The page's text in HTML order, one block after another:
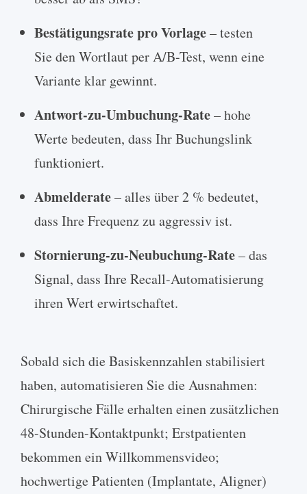
Bestätigungsrate pro Vorlage– testen
Sie den Wortlaut per A/B-Test, wenn eine
Variante klar gewinnt.
Antwort-zu-Umbuchung-Rate– hohe
Werte bedeuten, dass Ihr Buchungslink
funktioniert.
Abmelderate– alles über 2 % bedeutet,
dass Ihre Frequenz zu aggressiv ist.
Stornierung-zu-Neubuchung-Rate– das
Signal, dass Ihre Recall-Automatisierung
ihren Wert erwirtschaftet.
Sobald sich die Basiskennzahlen stabilisiert
haben, automatisieren Sie die Ausnahmen:
Chirurgische Fälle erhalten einen zusätzlichen
48-Stunden-Kontaktpunkt; Erstpatienten
bekommen ein Willkommensvideo;
hochwertige Patienten (Implantate, Aligner)